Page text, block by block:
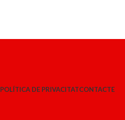
POLÍTICA DE PRIVACITATCONTACTE